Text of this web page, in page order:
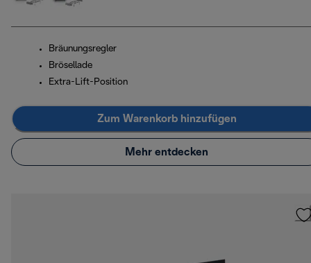
Bräunungsregler
Brösellade
Extra-Lift-Position
Zum Warenkorb hinzufügen
Mehr entdecken